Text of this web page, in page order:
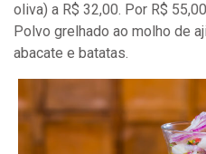
oliva) a R$ 32,00. Por R$
Polvo grelhado ao molho de
abacate e batatas.